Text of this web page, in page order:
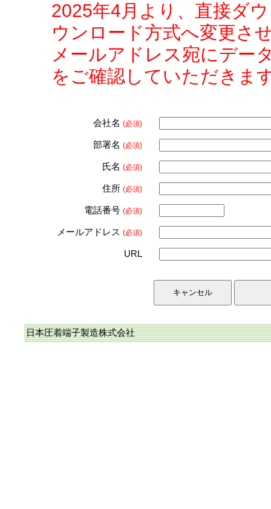
2025年4月より、直接ダ
ウンロード方式へ変更さ
メールアドレス宛にデー
をご確認していただきま
会社名 (必須)
部署名 (必須)
氏名 (必須)
住所 (必須)
電話番号 (必須)
メールアドレス (必須)
URL
日本圧着端子製造株式会社